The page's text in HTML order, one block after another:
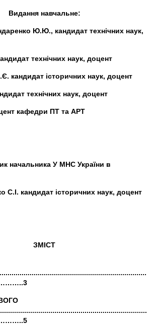
Видання навчальне:
Ю.Ю., кандидат технічних наук,
технічних наук, доцент
кандидат історичних наук, доцент
технічних наук, доцент
кафедри ПТ та АРТ
начальника У МНС України в
С.І. кандидат історичних наук, доцент
ЗМІСТ